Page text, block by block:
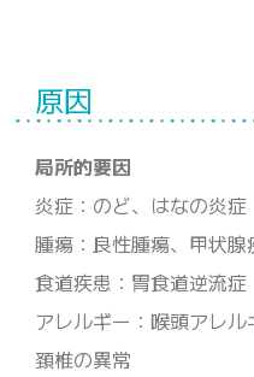
原因
局所的要因
炎症：のど、はなの炎症
腫瘍：良性腫瘍、甲状
食道疾患：胃食道逆流症
アレルギー：喉頭アレル
頚椎の異常